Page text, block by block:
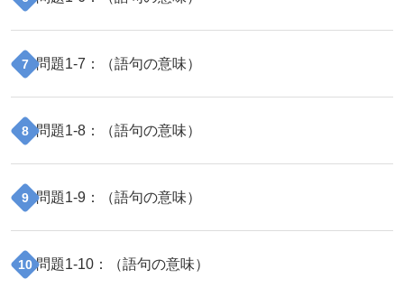
7 問題1-7 ：（語句の意味）
8 問題1-8 ：（語句の意味）
9 問題1-9 ：（語句の意味）
10 問題1-10 ：（語句の意味）